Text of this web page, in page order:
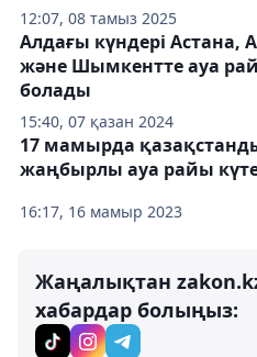
12:07, 08 тамыз 2025
15:40, 07 қазан 2024
Алдағы күндері Астана,
және Шымкентте ауа
болады
16:17, 16 мамыр 2023
17 мамырда
жаңбырлы ауа райы
Жаңалықтан
хабардар болыңыз: